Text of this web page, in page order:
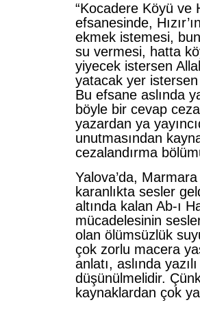
“Kocadere Köyü ve
efsanesinde,
ekmek istemesi,
su vermesi, hatta
yiyecek istersen
yatacak yer
Bu efsane aslında
böyle bir cevap
yazardan ya
unutmasından
cezalandırma
Yalova’da,
karanlıkta sesler
altında kalan Ab-ı
mücadelesinin
olan ölümsüzlük
çok zorlu macera
anlatı, aslında
düşü­nülmelidir.
kaynaklardan çok